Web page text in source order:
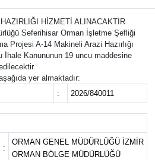
HİZMETİ ALINACAKTIR
Seferihisar Orman İşletme Şefliği
Projesi A-14 Makineli Arazi Hazırlığı
İhale Kanununun 19 uncu maddesine
yer almaktadır:
: 2026/840011
:
ORMAN GENEL MÜDÜRLÜĞÜ İZMİR
ORMAN BÖLGE MÜDÜRLÜĞÜ
ve Fikstür